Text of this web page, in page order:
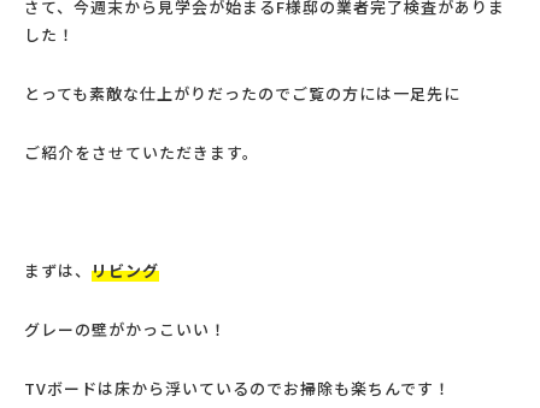
さて、今週末から見学会が始まるF様邸の業者完了検査がありま
した！
とっても素敵な仕上がりだったのでご覧の方には一足先に
ご紹介をさせていただきます。
まずは、 リビング
グレーの壁がかっこいい！
TVボードは床から浮いているのでお掃除も楽ちんです！